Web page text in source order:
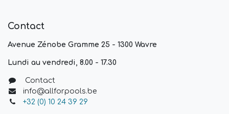
Contact
Avenue Zénobe Gramme 25 - 1300 Wavre
Lundi au vendredi, 8.00 - 17.30
Contact
info@allforpools.be
+32 (0) 10 24 39 29